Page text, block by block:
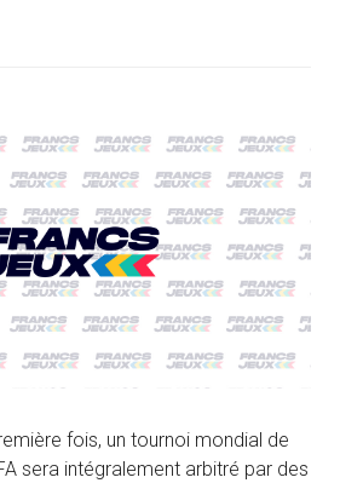
fois, un tournoi mondial de
sera intégralement arbitré par des